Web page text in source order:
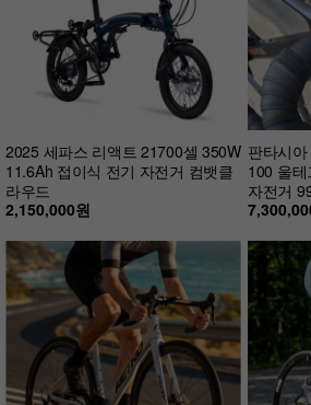
2025 세파스 리액트 21700셀 350W
11.6Ah 접이식 전기 자전거 컴뱃클
라우드
2,150,000원
판타시
100 울
자전거